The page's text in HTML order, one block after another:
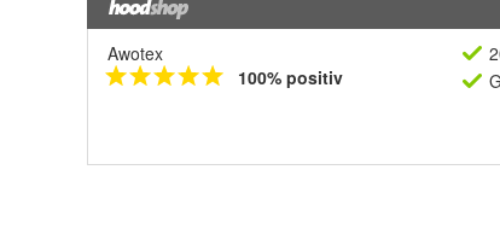
Awotex
100% positiv